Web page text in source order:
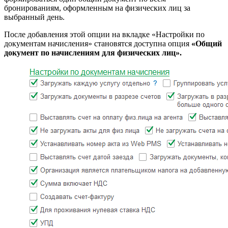
бронированиям, оформленным на физических лиц за
выбранный день.
После добавления этой опции на вкладке «Настройки по
документам начисления» становятся доступна опция «Общий
документ по начислениям для физических лиц».